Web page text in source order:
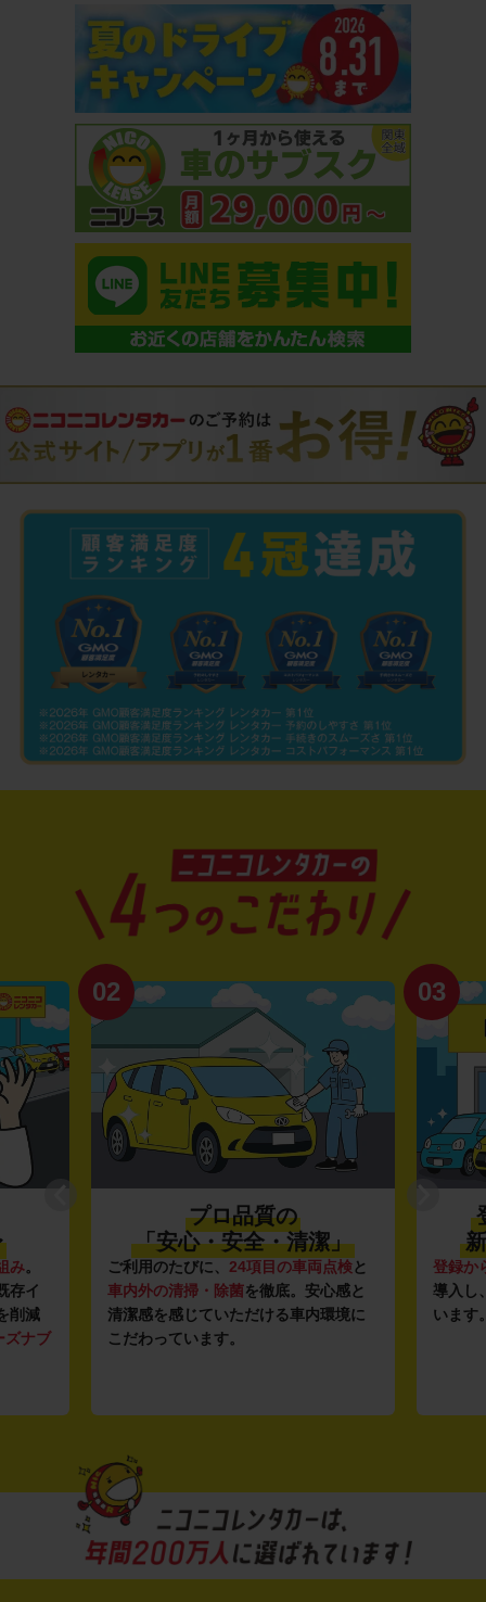
み。
存イ
削減
ズナブ
02
プロ品質の
「安心・安全・清潔」
ご利用のたびに、 24項目の車両点検と
車内外の清掃・除菌を徹底。安心感と
清潔感を感じていただける車内環境に
こだわっています。
03
登録か
導入し
います